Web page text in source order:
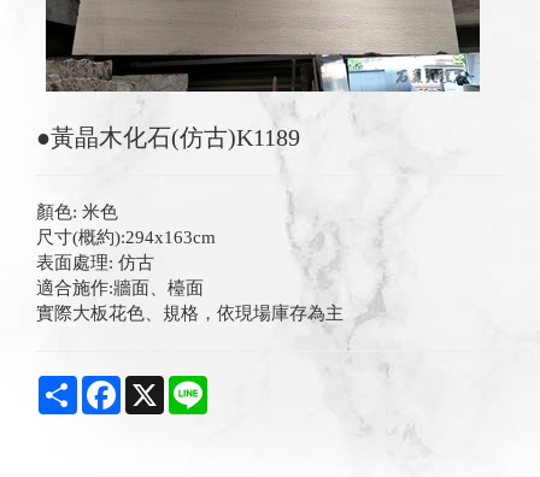
●黃晶木化石(仿古)K1189
顏色: 米色
尺寸(概約):294x163cm
表面處理: 仿古
適合施作:牆面、檯面
實際大板花色、規格，依現場庫存為主
Share Facebook
X